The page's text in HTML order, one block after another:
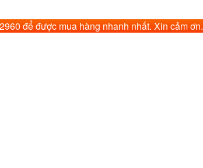
để được mua hàng nhanh nhất. Xin cảm ơn.